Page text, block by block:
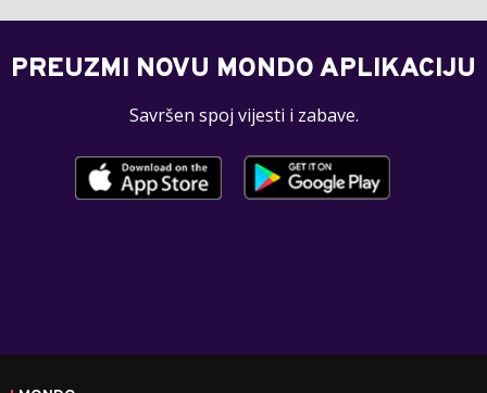
PREUZMI NOVU MONDO APLIKACIJU
Savršen spoj vijesti i zabave.